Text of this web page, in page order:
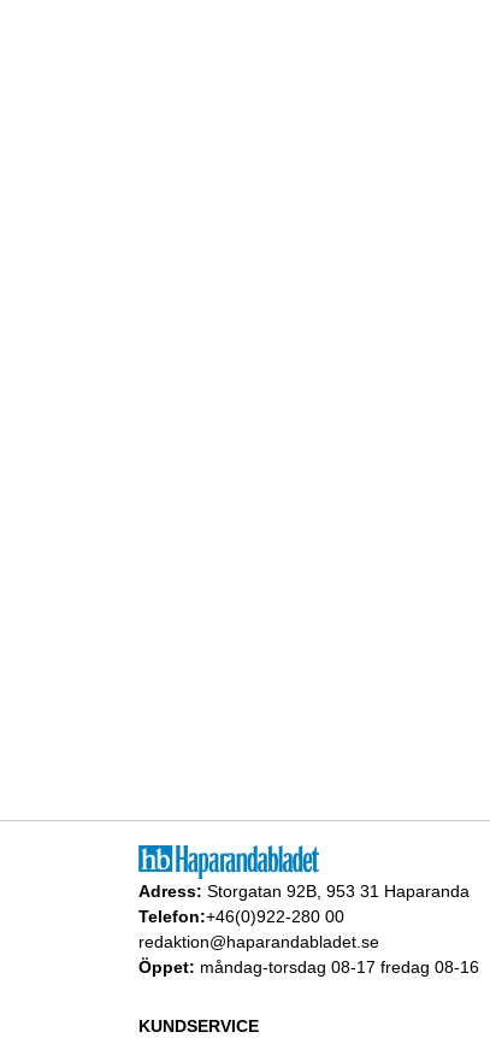
Adress: Storgatan 92B, 953 31 Haparanda
Telefon:+46(0)922-280 00
redaktion@haparandabladet.se
Öppet: måndag-torsdag 08-17 fredag 08-16
KUNDSERVICE